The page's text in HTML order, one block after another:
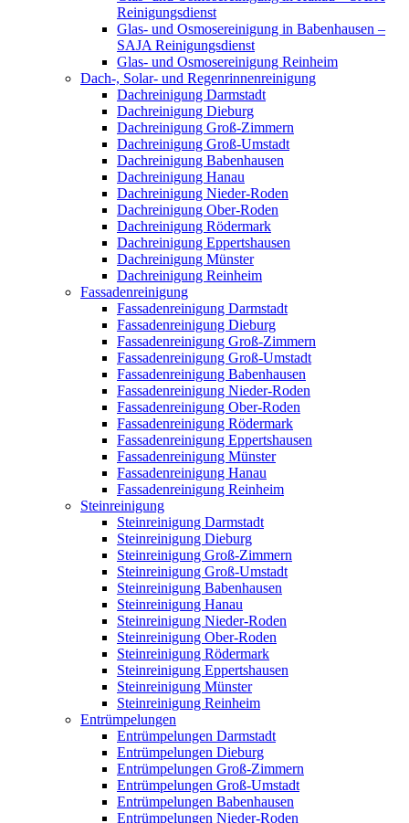
Reinigungsdienst
Glas- und Osmosereinigung in Babenhausen –
SAJA Reinigungsdienst
Glas- und Osmosereinigung Reinheim
Dach-, Solar- und Regenrinnenreinigung
Dachreinigung Darmstadt
Dachreinigung Dieburg
Dachreinigung Groß-Zimmern
Dachreinigung Groß-Umstadt
Dachreinigung Babenhausen
Dachreinigung Hanau
Dachreinigung Nieder-Roden
Dachreinigung Ober-Roden
Dachreinigung Rödermark
Dachreinigung Eppertshausen
Dachreinigung Münster
Dachreinigung Reinheim
Fassadenreinigung
Fassadenreinigung Darmstadt
Fassadenreinigung Dieburg
Fassadenreinigung Groß-Zimmern
Fassadenreinigung Groß-Umstadt
Fassadenreinigung Babenhausen
Fassadenreinigung Nieder-Roden
Fassadenreinigung Ober-Roden
Fassadenreinigung Rödermark
Fassadenreinigung Eppertshausen
Fassadenreinigung Münster
Fassadenreinigung Hanau
Fassadenreinigung Reinheim
Steinreinigung
Steinreinigung Darmstadt
Steinreinigung Dieburg
Steinreinigung Groß-Zimmern
Steinreinigung Groß-Umstadt
Steinreinigung Babenhausen
Steinreinigung Hanau
Steinreinigung Nieder-Roden
Steinreinigung Ober-Roden
Steinreinigung Rödermark
Steinreinigung Eppertshausen
Steinreinigung Münster
Steinreinigung Reinheim
Entrümpelungen
Entrümpelungen Darmstadt
Entrümpelungen Dieburg
Entrümpelungen Groß-Zimmern
Entrümpelungen Groß-Umstadt
Entrümpelungen Babenhausen
Entrümpelungen Nieder-Roden